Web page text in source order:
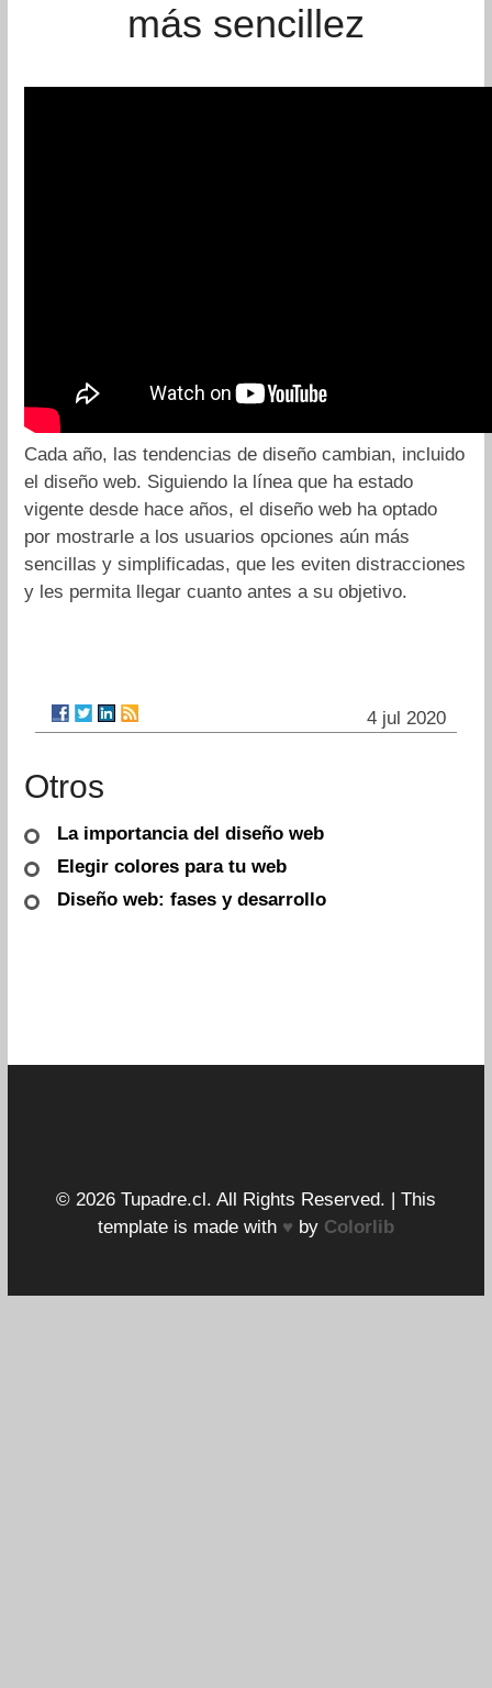
más sencillez
Cada año, las tendencias de diseño cambian, incluido
el diseño web. Siguiendo la línea que ha estado
vigente desde hace años, el diseño web ha optado
por mostrarle a los usuarios opciones aún más
sencillas y simplificadas, que les eviten distracciones
y les permita llegar cuanto antes a su objetivo.
4 jul 2020
Otros
La importancia del diseño web
Elegir colores para tu web
Diseño web: fases y desarrollo
© 2026 Tupadre.cl. All Rights Reserved. | This
template is made with ♥ by Colorlib